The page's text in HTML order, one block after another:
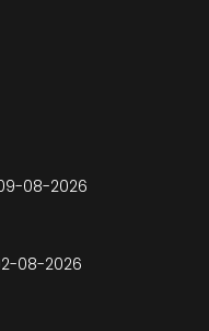
08-2026
08-2026